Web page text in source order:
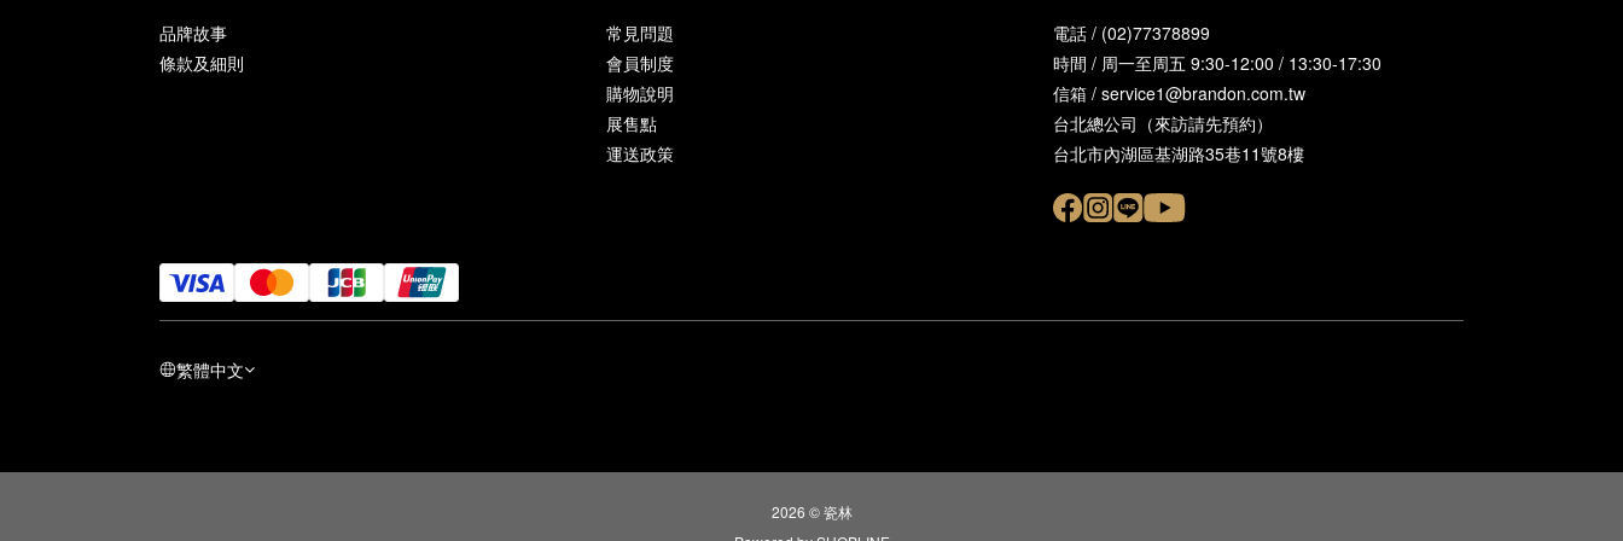
品牌故事
條款及細則
常見問題
會員制度
購物說明
展售點
運送政策
電話 / (02)77378899
時間 / 周一至周五 9:30-12:00 / 13:30-17:30
信箱 / service1@brandon.com.tw
台北總公司（來訪請先預約）
台北市內湖區基湖路35巷11號8樓
繁體中文
2026 © 瓷林